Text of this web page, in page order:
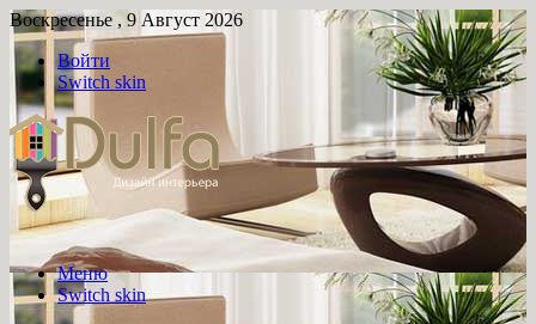
Воскресенье , 9 Август 2026
Войти
Switch skin
Меню
Switch skin